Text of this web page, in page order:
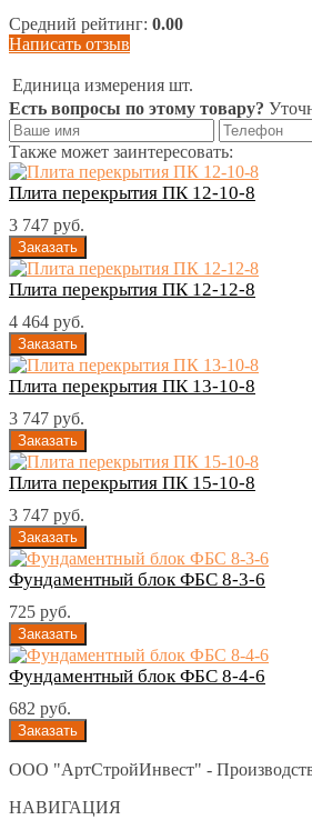
Средний рейтинг: 0.00
Написать отзыв
Единица измерения шт.
Есть вопросы по этому товару?
Также может заинтересовать:
Плита перекрытия ПК 12-10-8
3 747 руб.
Плита перекрытия ПК 12-12-8
4 464 руб.
Плита перекрытия ПК 13-10-8
3 747 руб.
Плита перекрытия ПК 15-10-8
3 747 руб.
Фундаментный блок ФБС 8-3-6
725 руб.
Фундаментный блок ФБС 8-4-6
682 руб.
ООО "АртСтройИнвест" -
НАВИГАЦИЯ